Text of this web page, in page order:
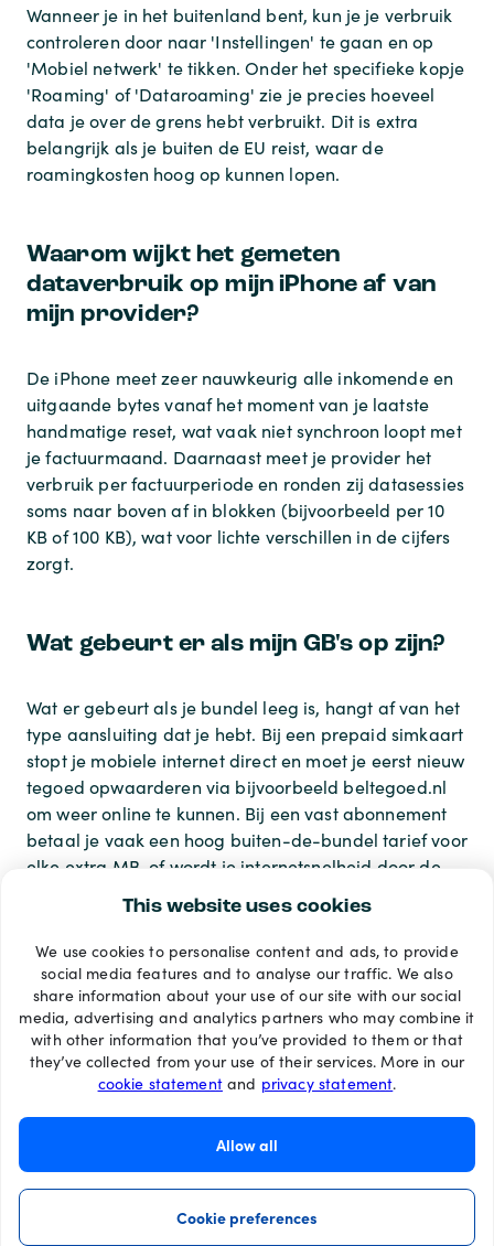
This website uses cookies
We use cookies to personalise content and ads, to provide
social media features and to analyse our traffic. We also
share information about your use of our site with our social
media, advertising and analytics partners who may combine it
with other information that you’ve provided to them or that
they’ve collected from your use of their services. More in our
cookie statementand privacy statement.
Allow all
Cookie preferences
Wanneer je in het buitenland bent, kun je je verbruik
controleren door naar 'Instellingen' te gaan en op
'Mobiel netwerk' te tikken. Onder het specifieke kopje
'Roaming' of 'Dataroaming' zie je precies hoeveel
data je over de grens hebt verbruikt. Dit is extra
belangrijk als je buiten de EU reist, waar de
roamingkosten hoog op kunnen lopen.
Waarom wijkt het gemeten
dataverbruik op mijn iPhone af van
mijn provider?
De iPhone meet zeer nauwkeurig alle inkomende en
uitgaande bytes vanaf het moment van je laatste
handmatige reset, wat vaak niet synchroon loopt met
je factuurmaand. Daarnaast meet je provider het
verbruik per factuurperiode en ronden zij datasessies
soms naar boven af in blokken (bijvoorbeeld per 10
KB of 100 KB), wat voor lichte verschillen in de cijfers
zorgt.
Wat gebeurt er als mijn GB's op zijn?
Wat er gebeurt als je bundel leeg is, hangt af van het
type aansluiting dat je hebt. Bij een prepaid simkaart
stopt je mobiele internet direct en moet je eerst nieuw
tegoed opwaarderen via bijvoorbeeld beltegoed.nl
om weer online te kunnen. Bij een vast abonnement
betaal je vaak een hoog buiten-de-bundel tarief voor
elke extra MB, of wordt je internetsnelheid door de
provider drastisch verlaagd.
Betaalmethoden